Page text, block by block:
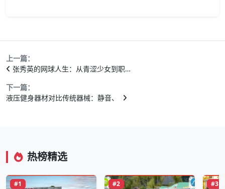
上一篇：
张秀英的网球人生：从青涩少女到职…
下一篇：
液压健身器材对比传统器械：静音、
热榜精选
#1 #2 #3